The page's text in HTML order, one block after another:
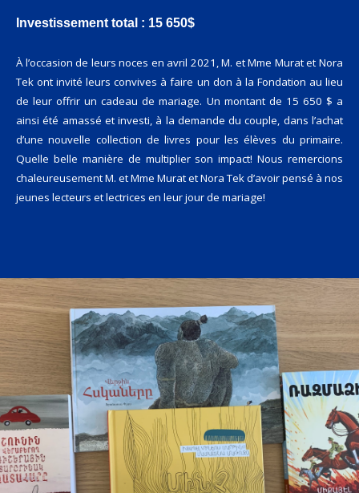
Investissement total : 15 650$
À l’occasion de leurs noces en avril 2021, M. et Mme Murat et Nora
Tek ont invité leurs convives à faire un don à la Fondation au lieu
de leur offrir un cadeau de mariage. Un montant de 15 650 $ a
ainsi été amassé et investi, à la demande du couple, dans l’achat
d’une nouvelle collection de livres pour les élèves du primaire.
Quelle belle manière de multiplier son impact! Nous remercions
chaleureusement M. et Mme Murat et Nora Tek d’avoir pensé à nos
jeunes lecteurs et lectrices en leur jour de mariage!